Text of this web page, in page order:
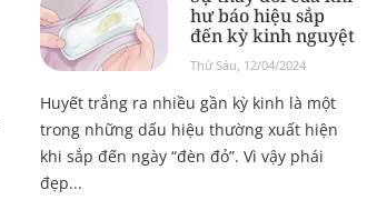
hư báo hiệu sắp
đến kỳ kinh nguyệt
Thứ Sáu, 12/04/2024
Huyết trắng ra nhiều gần kỳ kinh là một
trong những dấu hiệu thường xuất hiện
khi sắp đến ngày “đèn đỏ”. Vì vậy phái
đẹp...